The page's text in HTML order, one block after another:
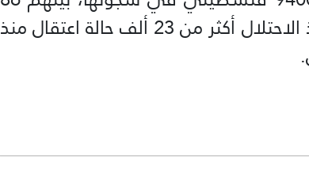
أسيرة و3376 معتقلا إداريا، فيما نفذ الاحتلال أكثر من 23 ألف حالة اعتقال منذ